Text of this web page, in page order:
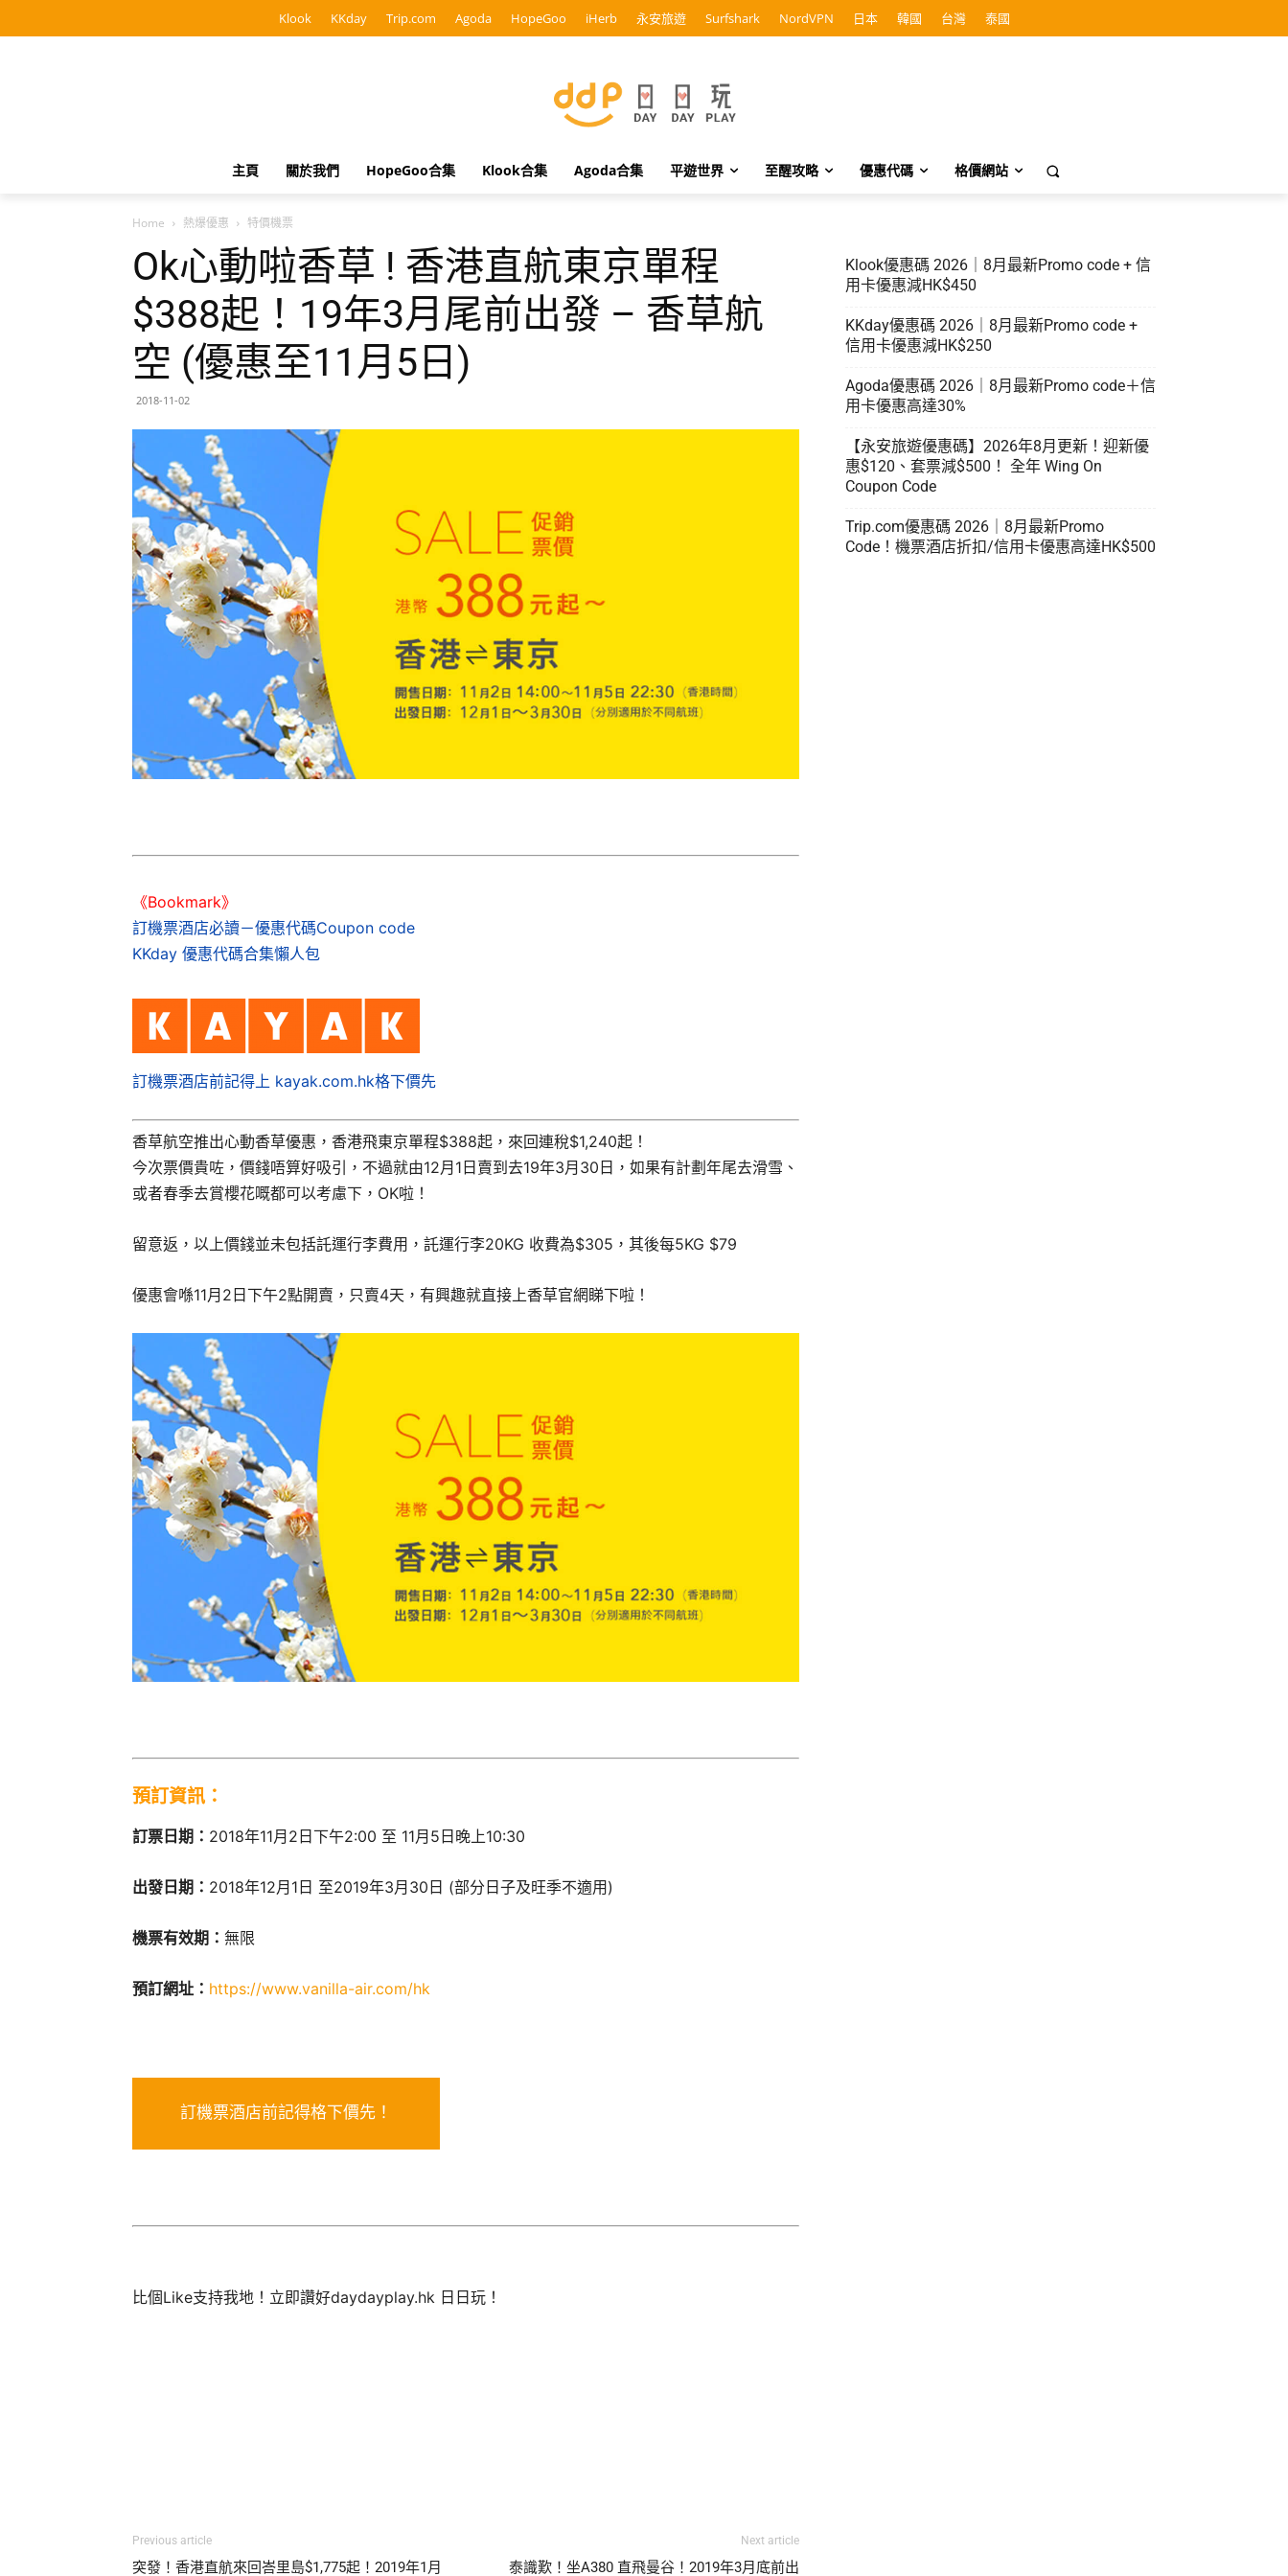
Klook KKday Trip.com Agoda HopeGoo iHerb 永安旅遊 Surfshark NordVPN 日本 韓國 台灣 泰國
主頁 關於我們 HopeGoo合集 Klook合集 Agoda合集 平遊世界 至醒攻略 優惠代碼 格價網站
Home 熱爆優惠 特價機票
Ok心動啦香草 ! 香港直航東京單程
$388起！19年3月尾前出發 – 香草航
空 (優惠至11月5日)
2018-11-02
《Bookmark》
訂機票酒店必讀－優惠代碼Coupon code
KKday 優惠代碼合集懶人包
訂機票酒店前記得上 kayak.com.hk格下價先
香草航空推出心動香草優惠，香港飛東京單程$388起，來回連稅$1,240起！
今次票價貴咗，價錢唔算好吸引，不過就由12月1日賣到去19年3月30日，如果有計劃年尾去滑雪、
或者春季去賞櫻花嘅都可以考慮下，OK啦！
留意返，以上價錢並未包括託運行李費用，託運行李20KG 收費為$305，其後每5KG $79
優惠會喺11月2日下午2點開賣，只賣4天，有興趣就直接上香草官網睇下啦！
預訂資訊：
訂票日期： 2018年11月2日下午2:00 至 11月5日晚上10:30
出發日期： 2018年12月1日 至2019年3月30日 (部分日子及旺季不適用)
機票有效期： 無限
預訂網址： https://www.vanilla-air.com/hk
訂機票酒店前記得格下價先！
比個Like支持我地！立即讚好daydayplay.hk 日日玩！
Previous article
突發！香港直航來回峇里島$1,775起！2019年1月
Next article
泰識歎！坐A380 直飛曼谷！2019年3月底前出
Klook優惠碼 2026｜8月最新Promo code + 信
用卡優惠減HK$450
KKday優惠碼 2026｜8月最新Promo code +
信用卡優惠減HK$250
Agoda優惠碼 2026｜8月最新Promo code＋信
用卡優惠高達30%
【永安旅遊優惠碼】2026年8月更新！迎新優
惠$120、套票減$500！ 全年 Wing On
Coupon Code
Trip.com優惠碼 2026｜8月最新Promo
Code！機票酒店折扣/信用卡優惠高達HK$500